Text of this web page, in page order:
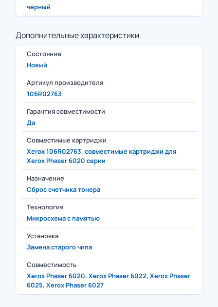
черный
Дополнительные характеристики
Состояние
Новый
Артикул производителя
106R02763
Гарантия совместимости
Да
Совместимые картриджи
Xerox 106R02763, совместимые картриджи для
Xerox Phaser 6020 серии
Назначение
Сброс счетчика тонера
Технология
Микросхема с памятью
Установка
Замена старого чипа
Совместимость
Xerox Phaser 6020, Xerox Phaser 6022, Xerox Phaser
6025, Xerox Phaser 6027